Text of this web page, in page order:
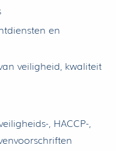
en
veiligheid, kwaliteit
, HACCP-,